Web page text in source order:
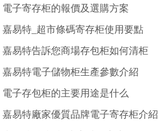
電子寄存柜的報價及選購方案
嘉易特_超市條碼寄存柜使用要點
嘉易特告訴您商場存包柜如何清柜
嘉易特電子儲物柜生產參數介紹
電子存包柜的主要用途是什么
嘉易特廠家優質品牌電子寄存柜介紹